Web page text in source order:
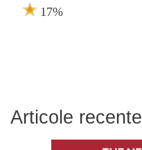
17%
Articole recente